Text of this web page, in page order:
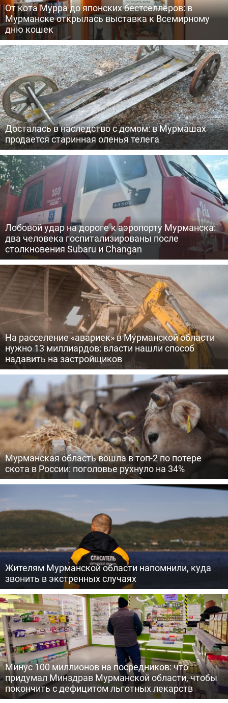
От кота Мурра до японских бестселлеров: в
Мурманске открылась выставка к Всемирному
дню кошек
Досталась в наследство с домом: в Мурмашах
продается старинная оленья телега
Лобовой удар на дороге к аэропорту Мурманска:
два человека госпитализированы после
столкновения Subaru и Changan
На расселение «авариек» в Мурманской области
нужно 13 миллиардов: власти нашли способ
надавить на застройщиков
Мурманская область вошла в топ-2 по потере
скота в России: поголовье рухнуло на 34%
Жителям Мурманской области напомнили, куда
звонить в экстренных случаях
Минус 100 миллионов на посредников: что
придумал Минздрав Мурманской области, чтобы
покончить с дефицитом льготных лекарств